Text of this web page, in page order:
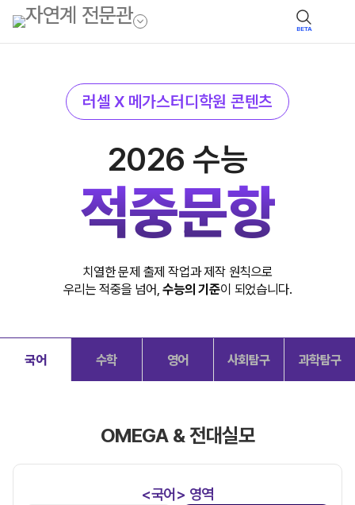
BETA
러셀 X 메가스터디학원 콘텐츠
2026 수능
적중문항
치열한 문제 출제 작업과 제작 원칙으로
우리는 적중을 넘어,수능의 기준이 되었습니다.
국어 수학 영어 사회탐구 과학탐구
OMEGA & 전대실모
<국어> 영역